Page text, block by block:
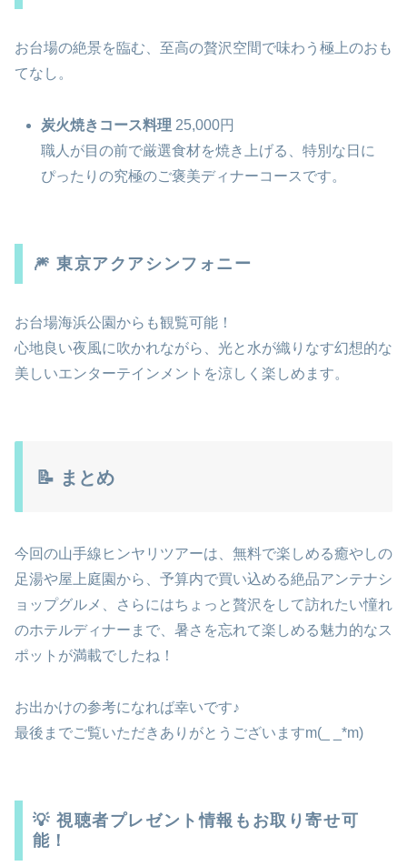
お台場の絶景を臨む、至高の贅沢空間で味わう極上のおも
てなし。
炭火焼きコース料理 25,000円
職人が目の前で厳選食材を焼き上げる、特別な日に
ぴったりの究極のご褒美ディナーコースです。
🎆 東京アクアシンフォニー
お台場海浜公園からも観覧可能！
心地良い夜風に吹かれながら、光と水が織りなす幻想的な
美しいエンターテインメントを涼しく楽しめます。
📝 まとめ
今回の山手線ヒンヤリツアーは、無料で楽しめる癒やしの
足湯や屋上庭園から、予算内で買い込める絶品アンテナシ
ョップグルメ、さらにはちょっと贅沢をして訪れたい憧れ
のホテルディナーまで、暑さを忘れて楽しめる魅力的なス
ポットが満載でしたね！
お出かけの参考になれば幸いです♪
最後までご覧いただきありがとうございますm(_ _*m)
💡 視聴者プレゼント情報もお取り寄せ可
能！